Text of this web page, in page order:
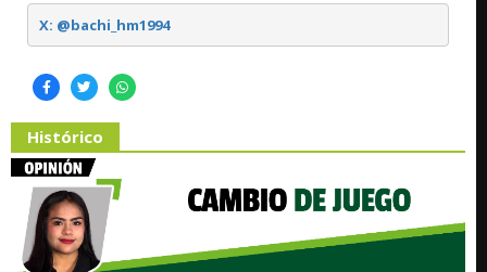
X: @bachi_hm1994
Histórico